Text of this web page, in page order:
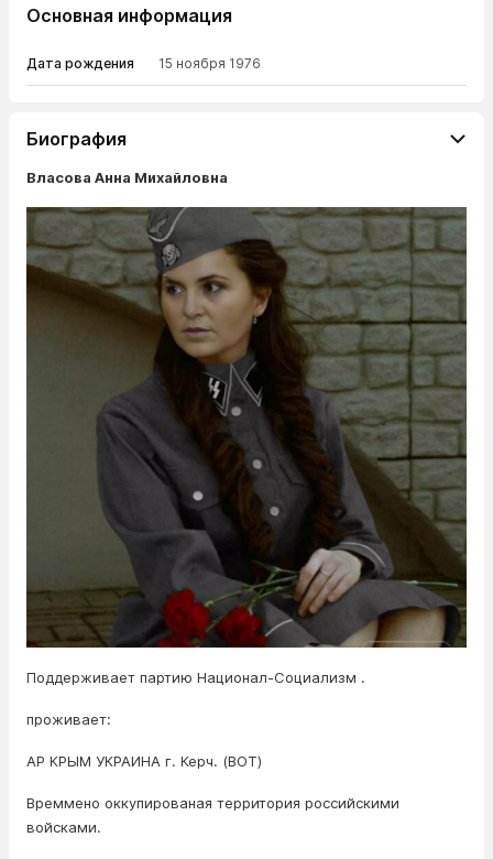
Основная информация
Дата рождения 15 ноября 1976
Биография
Власова Анна Михайловна
Поддерживает партию Национал-Социализм .
проживает:
АР КРЫМ УКРАИНА г. Керч. (ВОТ)
Времмено оккупированая территория российскими
войсками.